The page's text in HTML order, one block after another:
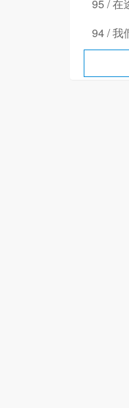
95 / 在
94 / 我